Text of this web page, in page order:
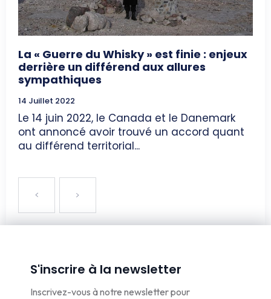
La « Guerre du Whisky » est finie : enjeux
derrière un différend aux allures
sympathiques
14 Juillet 2022
Le 14 juin 2022, le Canada et le Danemark
ont annoncé avoir trouvé un accord quant
au différend territorial...
S'inscrire à la newsletter
Inscrivez-vous à notre newsletter pour